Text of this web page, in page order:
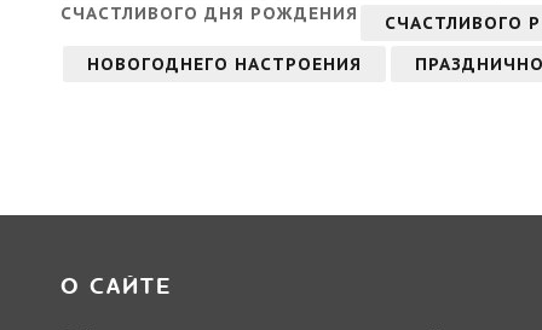
СЧАСТЛИВОГО ДНЯ РОЖДЕНИЯ
СЧАСТЛИВОГО
НОВОГОДНЕГО НАСТРОЕНИЯ
О САЙТЕ